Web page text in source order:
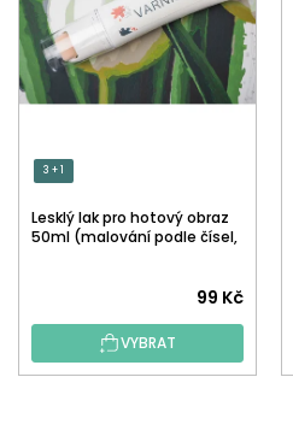
3 + 1
Lesklý lak pro hotový obraz
50ml (malování podle čísel,
hodnocení
produktu
je
99 Kč
VYBRAT